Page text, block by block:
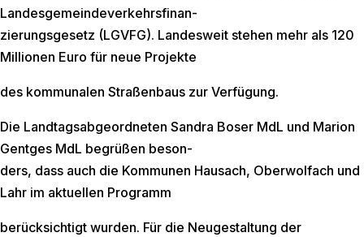
Landesgemeindeverkehrsfinan-
zierungsgesetz (LGVFG). Landesweit stehen mehr als 120
Millionen Euro für neue Projekte
des kommunalen Straßenbaus zur Verfügung.
Die Landtagsabgeordneten Sandra Boser MdL und Marion
Gentges MdL begrüßen beson-
ders, dass auch die Kommunen Hausach, Oberwolfach und
Lahr im aktuellen Programm
berücksichtigt wurden. Für die Neugestaltung der